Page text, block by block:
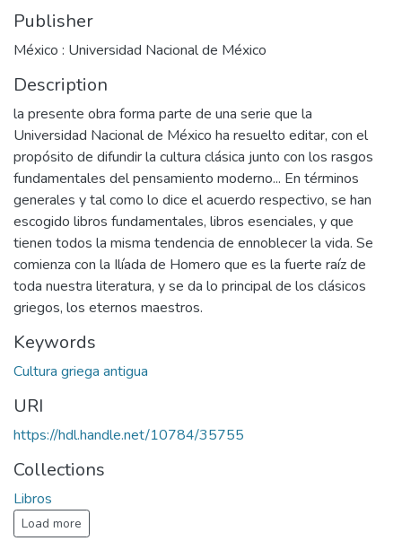
Publisher
México : Universidad Nacional de México
Description
la presente obra forma parte de una serie que la
Universidad Nacional de México ha resuelto editar, con el
propósito de difundir la cultura clásica junto con los rasgos
fundamentales del pensamiento moderno... En términos
generales y tal como lo dice el acuerdo respectivo, se han
escogido libros fundamentales, libros esenciales, y que
tienen todos la misma tendencia de ennoblecer la vida. Se
comienza con la Ilíada de Homero que es la fuerte raíz de
toda nuestra literatura, y se da lo principal de los clásicos
griegos, los eternos maestros.
Keywords
Cultura griega antigua
URI
https://hdl.handle.net/10784/35755
Collections
Libros
Load more